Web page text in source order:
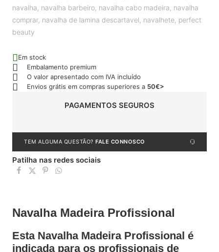
navalha, navalha barbeiro, navalha cabo madeira, navalha
comprar, navalha de lamina descartavel, navalhete, perfect
beauty
Em stock
Embalamento premium
O valor apresentado com IVA incluído
Envios grátis em compras superiores a 50€>
PAGAMENTOS SEGUROS
TEM ALGUMA QUESTÃO? FALE CONNOSCO
Patilha nas redes sociais
Navalha Madeira Profissional
Esta Navalha Madeira Profissional é
indicada para os profissionais de